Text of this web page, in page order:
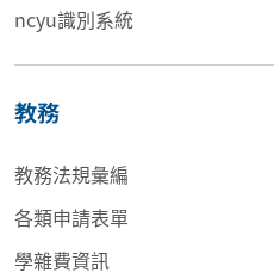
ncyu識別系統
教務
教務法規彙編
各類申請表單
學雜費資訊